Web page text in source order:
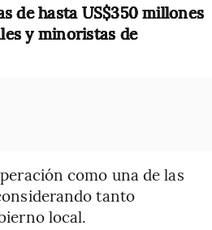
de hasta US$350 millones
y minoristas de
como una de las
tanto
local.